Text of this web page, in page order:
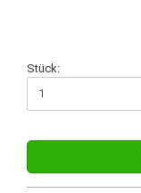
Stück: